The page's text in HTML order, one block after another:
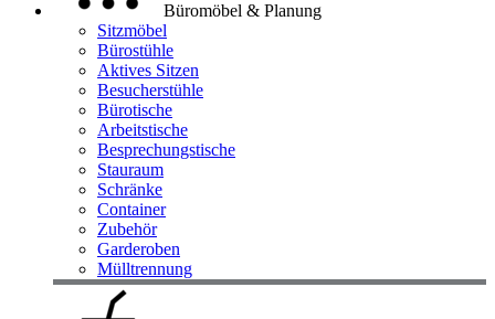
Büromöbel & Planung
Sitzmöbel
Bürostühle
Aktives Sitzen
Besucherstühle
Bürotische
Arbeitstische
Besprechungstische
Stauraum
Schränke
Container
Zubehör
Garderoben
Mülltrennung